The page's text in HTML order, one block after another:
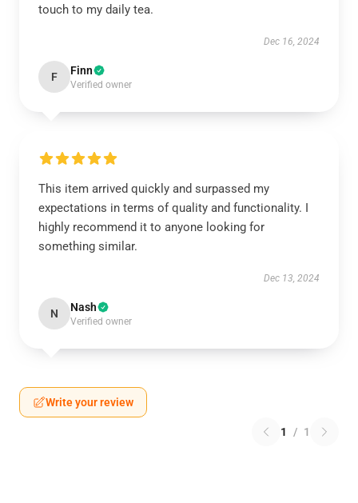
touch to my daily tea.
Dec 16, 2024
F Finn
Verified owner
This item arrived quickly and surpassed my
expectations in terms of quality and functionality. I
highly recommend it to anyone looking for
something similar.
Dec 13, 2024
N Nash
Verified owner
Write your review
1 / 1